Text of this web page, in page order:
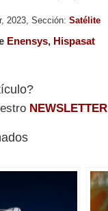
2023, Sección: Satélite
Enensys, Hispasat
NEWSLETTER